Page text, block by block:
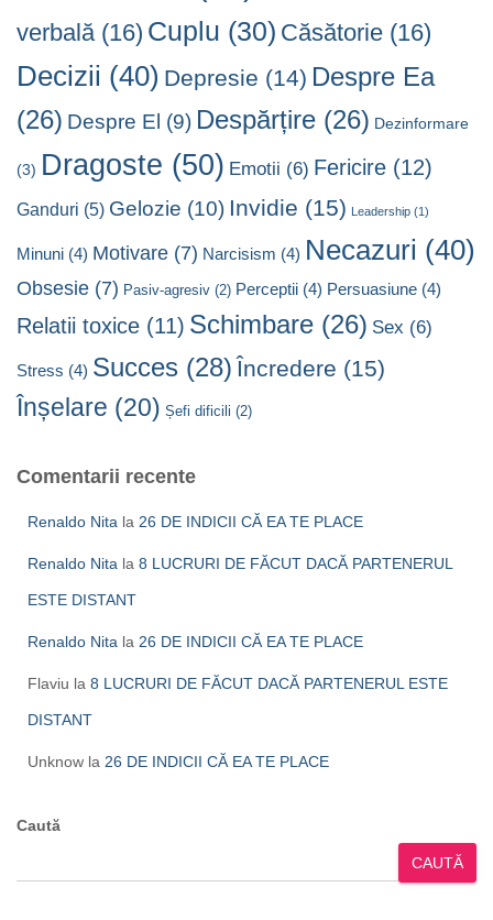
verbală (16) Cuplu (30) Căsătorie (16)
Decizii (40) Depresie (14) Despre Ea
(26) Despre El (9) Despărțire (26) Dezinformare
(3) Dragoste (50) Emotii (6) Fericire (12)
Ganduri (5) Gelozie (10) Invidie (15) Leadership (1)
Minuni (4) Motivare (7) Narcisism (4) Necazuri (40)
Obsesie (7) Pasiv-agresiv (2) Perceptii (4) Persuasiune (4)
Relatii toxice (11) Schimbare (26) Sex (6)
Stress (4) Succes (28) Încredere (15)
Înșelare (20) Șefi dificili (2)
Comentarii recente
Renaldo Nita la 26 DE INDICII CĂ EA TE PLACE
Renaldo Nita la 8 LUCRURI DE FĂCUT DACĂ PARTENERUL
ESTE DISTANT
Renaldo Nita la 26 DE INDICII CĂ EA TE PLACE
Flaviu la 8 LUCRURI DE FĂCUT DACĂ PARTENERUL ESTE
DISTANT
Unknow la 26 DE INDICII CĂ EA TE PLACE
Caută
CAUTĂ